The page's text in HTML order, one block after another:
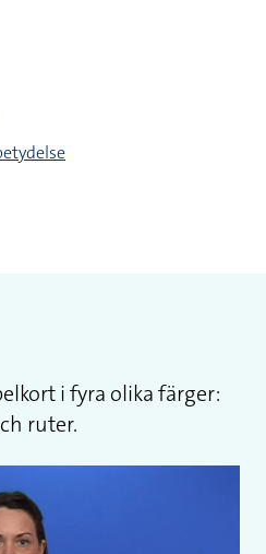
i fyra olika färger:
ruter.